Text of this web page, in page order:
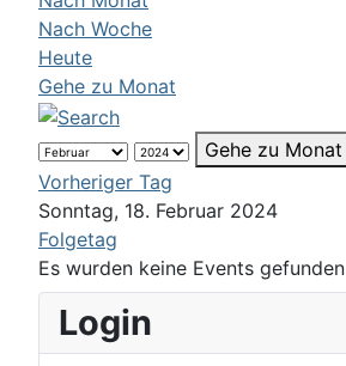
Nach Woche
Heute
Gehe zu Monat
Gehe zu Monat
Vorheriger Tag
Sonntag, 18. Februar 2024
Folgetag
Es wurden keine Events gefunden
Login